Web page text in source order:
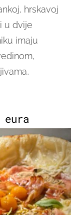
hrskavoj
u dvije
imaju